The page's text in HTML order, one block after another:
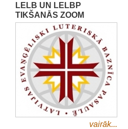
LELB UN LELBP
TIKŠANĀS ZOOM
vairāk...